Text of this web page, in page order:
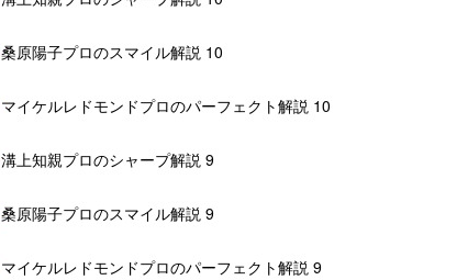
桑原陽子プロのスマイル解説 10
マイケルレドモンドプロのパーフェクト解説 10
溝上知親プロのシャープ解説 9
桑原陽子プロのスマイル解説 9
マイケルレドモンドプロのパーフェクト解説 9